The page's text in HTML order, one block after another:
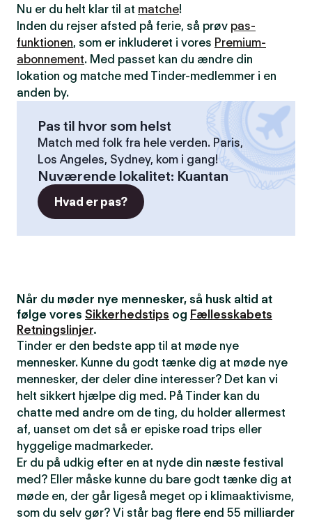
Nu er du helt klar til at matche!
Inden du rejser afsted på ferie, så prøv pas-
funktionen, som er inkluderet i vores Premium-
abonnement. Med passet kan du ændre din
lokation og matche med Tinder-medlemmer i en
anden by.
Pas til hvor som helst
Match med folk fra hele verden. Paris,
Los Angeles, Sydney, kom i gang!
Nuværende lokalitet: Kuantan
Hvad er pas?
Når du møder nye mennesker, så husk altid at
følge vores Sikkerhedstips og Fællesskabets
Retningslinjer.
Tinder er den bedste app til at møde nye
mennesker. Kunne du godt tænke dig at møde nye
mennesker, der deler dine interesser? Det kan vi
helt sikkert hjælpe dig med. På Tinder kan du
chatte med andre om de ting, du holder allermest
af, uanset om det så er episke road trips eller
hyggelige madmarkeder.
Er du på udkig efter en at nyde din næste festival
med? Eller måske kunne du bare godt tænke dig at
møde en, der går ligeså meget op i klimaaktivisme,
som du selv gør? Vi står bag flere end 55 milliarder